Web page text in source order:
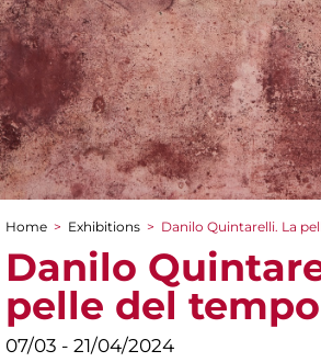
You are here
Home > Exhibitions > Danilo Quintarelli. La
Danilo
pelle del tempo
07/03 - 21/04/2024